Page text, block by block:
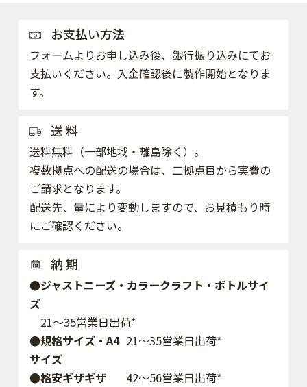
お支払い方法
フォームよりお申し込み後、銀行振り込みにてお
支払いください。入金確認後に製作開始となりま
す。
送 料
送料無料（一部地域・離島除く）。
複数拠点への配送の場合は、二拠点目から実費の
ご請求となります。
配送先、量により変動しますので、お見積もり時
にご確認ください。
納 期
●ジャストニーズ・カラークラフト・ボトルサイ
ズ
21～35営業日出荷*
●規格サイズ・A4
サイズ
21～35営業日出荷*
●格安ギザギザ
42〜56営業日出荷*